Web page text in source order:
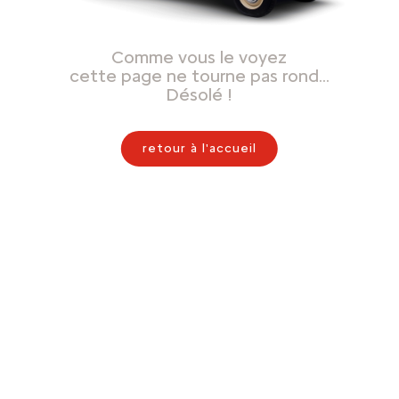
Comme vous le voyez
cette page ne tourne pas rond…
Désolé !
retour à l'accueil